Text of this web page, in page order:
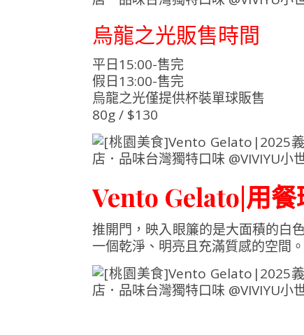
烏龍之光販售時間
平日15:00-售完
假日13:00-售完
烏龍之光僅提供杯裝單球販售
80g / $130
Vento Gelato|用餐
推開門，映入眼簾的是大面積的白
一個乾淨、明亮且充滿質感的空間。